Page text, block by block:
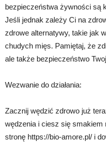
bezpieczeństwa żywności są
Jeśli jednak zależy Ci na
zdrowe alternatywy, takie jak
chudych mięs. Pamiętaj, że
ale także bezpieczeństwo
Wezwanie do działania:
Zacznij wędzić zdrowo już
wędzenia i ciesz się smakiem
stronę https://bio-amore.pl/ i